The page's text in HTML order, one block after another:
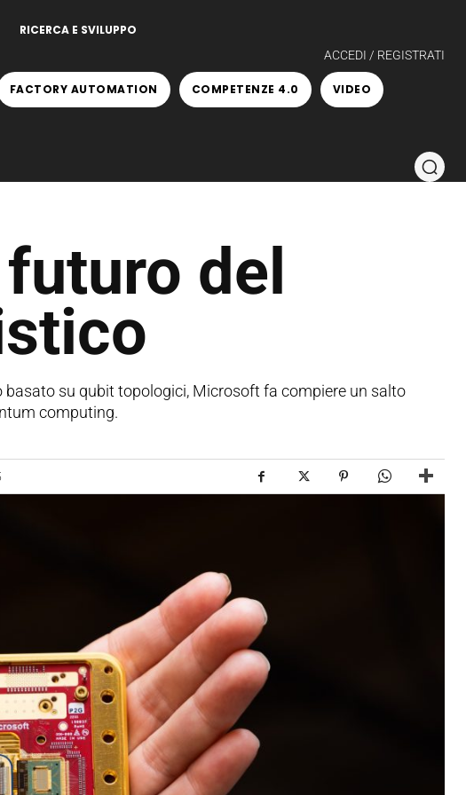
RICERCA E SVILUPPO
ACCEDI / REGISTRATI
FACTORY AUTOMATION COMPETENZE 4.0 VIDEO
del
su qubit topologici, Microsoft fa compiere un salto
computing.